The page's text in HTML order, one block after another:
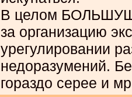
В целом
за организацию
урегулировании
недоразумений.
гораздо серее и